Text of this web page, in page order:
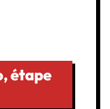
étape